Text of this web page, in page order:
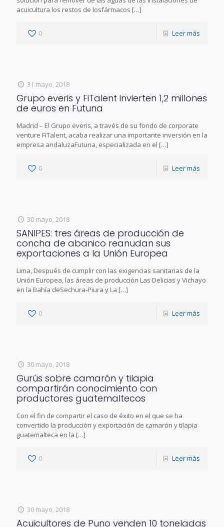
acuicultura los restos de losfármacos […]
0 Leer más
31 mayo, 2018
Grupo everis y FiTalent invierten 1,2 millones
de euros en Futuna
Madrid – El Grupo everis, a través de su fondo de corporate
venture FiTalent, acaba realizar una importante inversión en la
empresa andaluzaFutuna, especializada en el […]
0 Leer más
30 mayo, 2018
SANIPES: tres áreas de producción de
concha de abanico reanudan sus
exportaciones a la Unión Europea
Lima, Después de cumplir con las exigencias sanitarias de la
Unión Europea, las áreas de producción Las Delicias y Vichayo
en la Bahía deSechura-Piura y La […]
0 Leer más
30 mayo, 2018
Gurús sobre camarón y tilapia
compartirán conocimiento con
productores guatemaltecos
Con el fin de compartir el caso de éxito en el que se ha
convertido la producción y exportación de camarón y tilapia
guatemalteca en la […]
0 Leer más
30 mayo, 2018
Acuicultores de Puno venden 10 toneladas